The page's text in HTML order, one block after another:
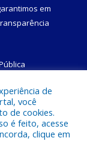
em
Municipal de
de
você
de cookies.
é feito, acesse
clique em